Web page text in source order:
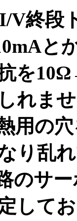
終段
と
を
れま
の穴
り乱
のサ
して